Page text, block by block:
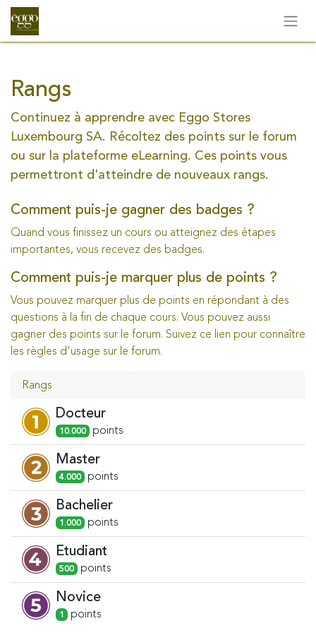
Rangs
Continuez à apprendre avec Eggo Stores
Luxembourg SA. Récoltez des points sur le forum
ou sur la plateforme eLearning. Ces points vous
permettront d'atteindre de nouveaux rangs.
Comment puis-je gagner des badges ?
Quand vous finissez un cours ou atteignez des étapes
importantes, vous recevez des badges.
Comment puis-je marquer plus de points ?
Vous pouvez marquer plus de points en répondant à des
questions à la fin de chaque cours. Vous pouvez aussi
gagner des points sur le forum. Suivez ce lien pour connaître
les règles d'usage sur le forum.
Rangs
Docteur
10.000 points
Master
4.000 points
Bachelier
1.000 points
Etudiant
500 points
Novice
1 points